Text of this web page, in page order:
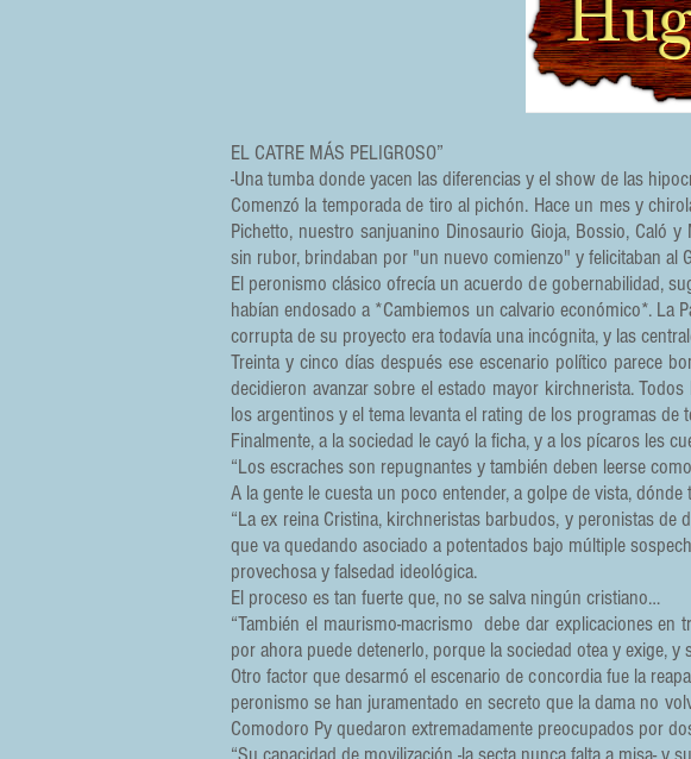
EL CATRE MÁS PELIGROSO”
-Una tumba donde yacen las diferencias y el show de las
Comenzó la temporada de tiro al pichón. Hace un mes y
Pichetto, nuestro sanjuanino Dinosaurio Gioja, Bossio, Caló
sin rubor, brindaban por "un nuevo comienzo" y felicitaban al
El peronismo clásico ofrecía un acuerdo de gobernabilidad,
habían endosado a *Cambiemos un calvario económico*. La
corrupta de su proyecto era todavía una incógnita, y las
Treinta y cinco días después ese escenario político parece
decidieron avanzar sobre el estado mayor kirchnerista.
los argentinos y el tema levanta el rating de los programas de
Finalmente, a la sociedad le cayó la ficha, y a los pícaros les
“Los escraches son repugnantes y también deben leerse
A la gente le cuesta un poco entender, a golpe de vista,
“La ex reina Cristina, kirchneristas barbudos, y peronistas
que va quedando asociado a potentados bajo múltiple
provechosa y falsedad ideológica.
El proceso es tan fuerte que, no se salva ningún cristiano…
“También el maurismo-macrismo debe dar explicaciones en
por ahora puede detenerlo, porque la sociedad otea y exige,
Otro factor que desarmó el escenario de concordia fue la
peronismo se han juramentado en secreto que la dama no
Comodoro Py quedaron extremadamente preocupados por